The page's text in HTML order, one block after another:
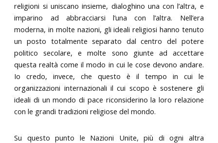
religioni si uniscano insieme, dialoghino una con l’altra, e
imparino ad abbracciarsi l’una con l’altra. Nell’era
moderna, in molte nazioni, gli ideali religiosi hanno tenuto
un posto totalmente separato dal centro del potere
politico secolare, e molte sono giunte ad accettare
questa realtà come il modo in cui le cose devono andare.
Io credo, invece, che questo è il tempo in cui le
organizzazioni internazionali il cui scopo è sostenere gli
ideali di un mondo di pace riconsiderino la loro relazione
con le grandi tradizioni religiose del mondo.
Su questo punto le Nazioni Unite, più di ogni altra